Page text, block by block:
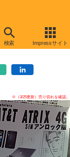
検索 Impressサイト
※（3/25更新）売り切れを確認。